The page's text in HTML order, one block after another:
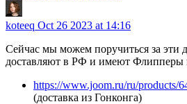
koteeq Oct 26 2023 at 14:16
Сейчас мы можем поручиться за эти
доставляют в РФ и имеют Флипперы
https://www.joom.ru/ru/products/
(доставка из Гонконга)